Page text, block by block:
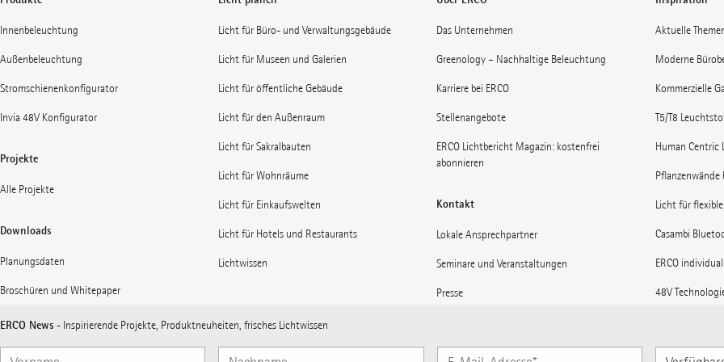
Innenbeleuchtung
Außenbeleuchtung
Stromschienenkonfigurator
Invia 48V Konfigurator
Projekte
Alle Projekte
Downloads
Planungsdaten
Broschüren und Whitepaper
Licht für Büro- und Verwaltungsgebäude
Licht für Museen und Galerien
Licht für öffentliche Gebäude
Licht für den Außenraum
Licht für Sakralbauten
Licht für Wohnräume
Licht für Einkaufswelten
Licht für Hotels und Restaurants
Lichtwissen
Das Unternehmen
Greenology – Nachhaltige Beleuchtung
Karriere bei ERCO
Stellenangebote
ERCO Lichtbericht Magazin: kostenfrei
abonnieren
Kontakt
Lokale Ansprechpartner
Seminare und Veranstaltungen
Presse
ERCO News abonnieren
Aktuelle
Moderne
Kommerzielle
T5/T8
Human Centric
Pflanzenwände
Licht für
Casambi
ERCO individual
48V
Licht für
ERCO News - Inspirierende Projekte, Produktneuheiten, frisches Lichtwissen